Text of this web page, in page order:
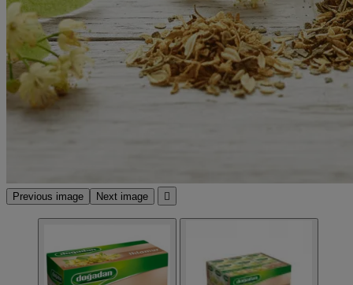
Previous image Next image 